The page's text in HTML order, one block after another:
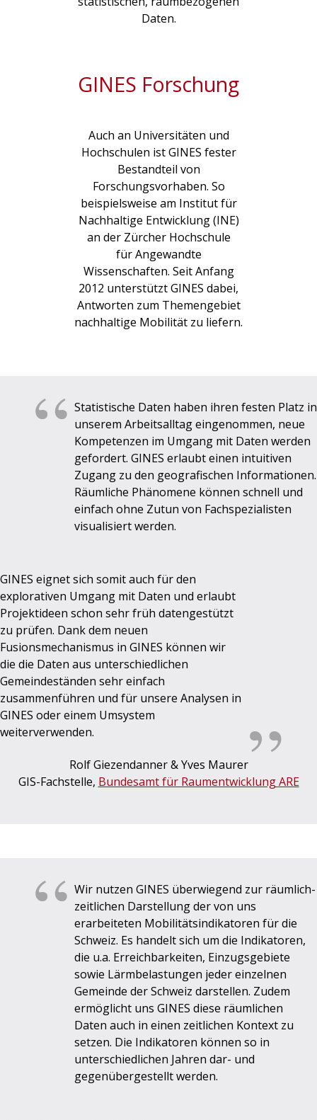
Daten.
GINES Forschung
Auch an Universitäten und
Hochschulen ist GINES fester
Bestandteil von
Forschungsvorhaben. So
beispielsweise am Institut für
Nachhaltige Entwicklung (INE)
an der Zürcher Hochschule
für Angewandte
Wissenschaften. Seit Anfang
2012 unterstützt GINES dabei,
Antworten zum Themengebiet
nachhaltige Mobilität zu liefern.
Statistische Daten haben ihren festen Platz in
unserem Arbeitsalltag eingenommen, neue
Kompetenzen im Umgang mit Daten werden
gefordert. GINES erlaubt einen intuitiven
Zugang zu den geografischen Informationen.
Räumliche Phänomene können schnell und
einfach ohne Zutun von Fachspezialisten
visualisiert werden.
GINES eignet sich somit auch für den
explorativen Umgang mit Daten und erlaubt
Projektideen schon sehr früh datengestützt
zu prüfen. Dank dem neuen
Fusionsmechanismus in GINES können wir
die die Daten aus unterschiedlichen
Gemeindeständen sehr einfach
zusammenführen und für unsere Analysen in
GINES oder einem Umsystem
weiterverwenden.
Rolf Giezendanner & Yves Maurer
GIS-Fachstelle, Bundesamt für Raumentwicklung ARE
Wir nutzen GINES überwiegend zur räumlich-
zeitlichen Darstellung der von uns
erarbeiteten Mobilitätsindikatoren für die
Schweiz. Es handelt sich um die Indikatoren,
die u.a. Erreichbarkeiten, Einzugsgebiete
sowie Lärmbelastungen jeder einzelnen
Gemeinde der Schweiz darstellen. Zudem
ermöglicht uns GINES diese räumlichen
Daten auch in einen zeitlichen Kontext zu
setzen. Die Indikatoren können so in
unterschiedlichen Jahren dar- und
gegenübergestellt werden.